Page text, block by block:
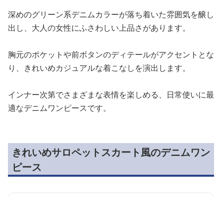
深めのグリーン系デニムカラーが落ち着いた雰囲気を醸し
出し、大人の女性にふさわしい上品さがあります。
胸元のポケットや前ボタンのディテールがアクセントとな
り、きれいめカジュアルな着こなしを演出します。
インナー次第でさまざまな表情を楽しめる、日常使いに最
適なデニムワンピースです。
きれいめサロペットスカート風のデニムワン
ピース